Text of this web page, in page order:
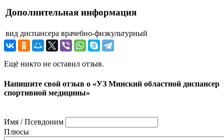
Дополнительная информация
вид диспансера врачебно-физкультурный
Ещё никто не оставил отзыв.
Напишите свой отзыв о «УЗ Минский областной диспансер
спортивной медицины»
Имя / Псевдоним
Плюсы